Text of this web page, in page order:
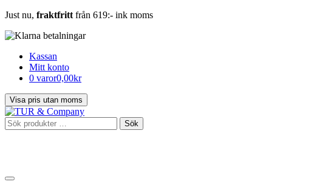
Just nu, fraktfritt från 619:- ink moms
Kassan
Mitt konto
0 varor0,00kr
Sök
efter:
Sök